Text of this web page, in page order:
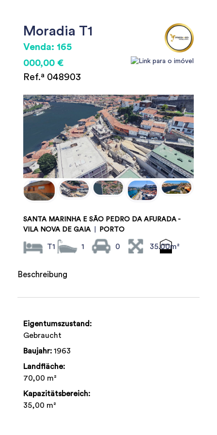
Moradia T1
Venda: 165
000,00 €
Ref.ª 048903
SANTA MARINHA E SÃO PEDRO DA AFURADA -
VILA NOVA DE GAIA
PORTO
T1 1 0 35.00m²
Beschreibung
Eigentumszustand:
Gebraucht
Baujahr: 1963
Landfläche:
70,00 m²
Kapazitätsbereich:
35,00 m²